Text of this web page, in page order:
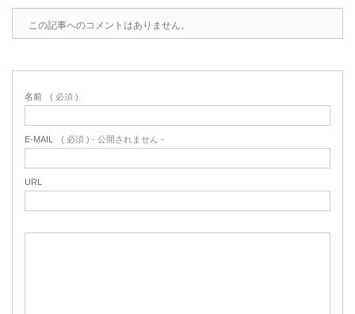
この記事へのコメントはありません。
名前 ( 必須 )
E-MAIL ( 必須 ) - 公開されません -
URL